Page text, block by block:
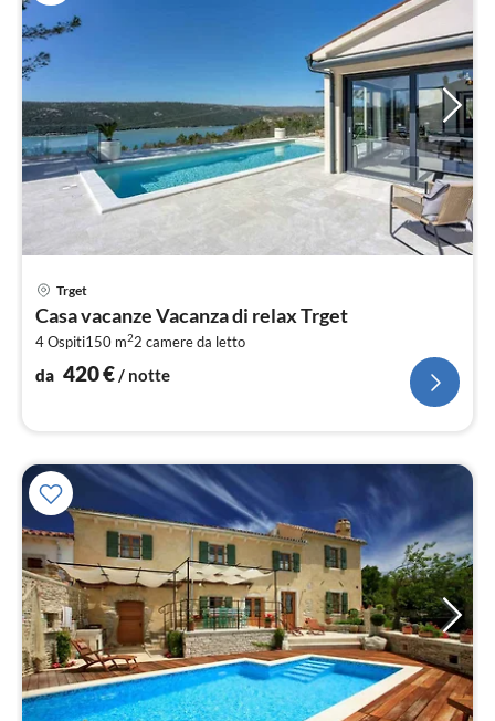
Trget
Casa vacanze Vacanza di relax Trget
4 Ospiti150 m22 camere da letto
da 420€/ notte